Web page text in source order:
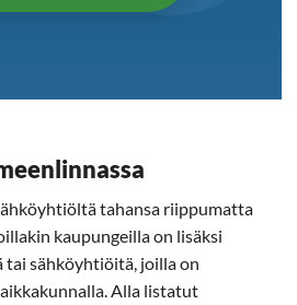
tahansa riippumatta
kaupungeilla on lisäksi
sähköyhtiöitä, joilla on
Alla listatut